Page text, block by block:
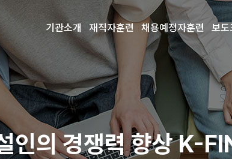
기관소개 재직자훈련 채용예정자훈련 보
인의 경쟁력 향상 K-